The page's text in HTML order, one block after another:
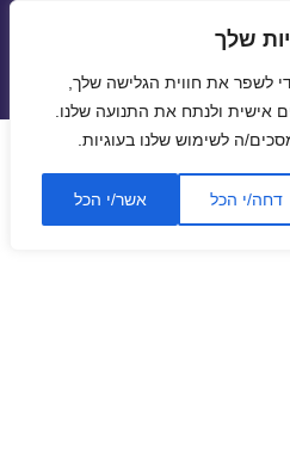
שלך
לשפר את חווית הגלישה שלך,
אישית ולנתח את התנועה שלנו.
ה לשימוש שלנו בעוגיות.
דחה/י הכל אשר/י הכל
תפריטים
ווידג'טים